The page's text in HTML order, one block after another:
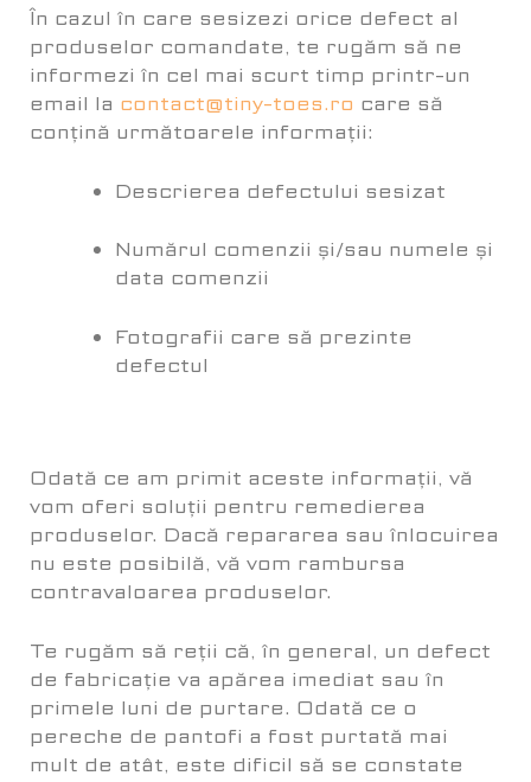
În cazul în care sesizezi orice defect al
produselor comandate, te rugăm să ne
informezi în cel mai scurt timp printr-un
email la contact@tiny-toes.ro care să
conțină următoarele informații:
Descrierea defectului sesizat
Numărul comenzii și/sau numele și
data comenzii
Fotografii care să prezinte
defectul
Odată ce am primit aceste informații, vă
vom oferi soluții pentru remedierea
produselor. Dacă repararea sau înlocuirea
nu este posibilă, vă vom rambursa
contravaloarea produselor.
Te rugăm să reții că, în general, un defect
de fabricație va apărea imediat sau în
primele luni de purtare. Odată ce o
pereche de pantofi a fost purtată mai
mult de atât, este dificil să se constate